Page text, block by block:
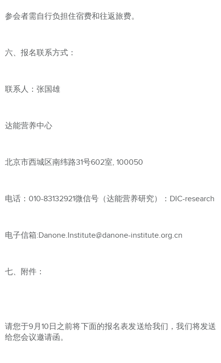
参会者需自行负担住宿费和往返旅费。
六、报名联系方式：
联系人：张国雄
达能营养中心
北京市西城区南纬路31号602室, 100050
电话：010-83132921微信号（达能营养研究）：DIC-research
电子信箱:Danone.Institute@danone-institute.org.cn
七、附件：
请您于9月10日之前将下面的报名表发送给我们，我们将发送
给您会议邀请函。